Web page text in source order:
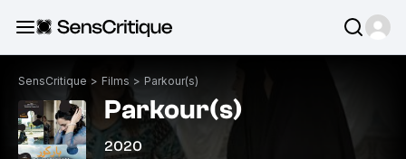
SensCritique > Films > Parkour(s)
Parkour(s)
2020